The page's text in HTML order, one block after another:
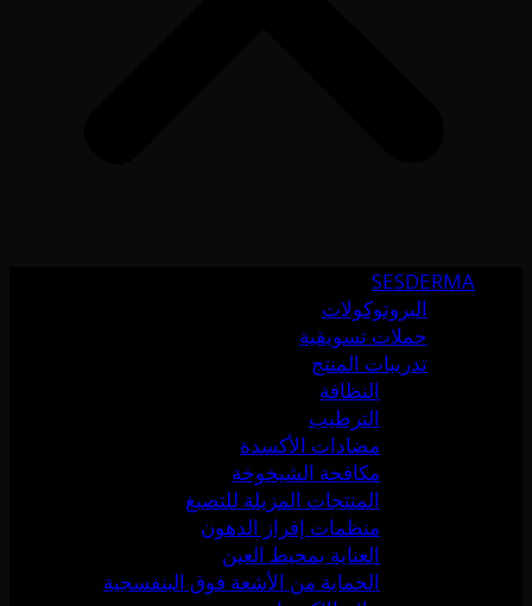
SESDERMA
البروتوكولات
حملات تسويقية
تدريبات المنتج
النظافة
الترطيب
مضادات الأكسدة
مكافحة الشيخوخة
المنتجات المزيلة للتصبغ
منظمات إفراز الدهون
العناية بمحيط العين
الحماية من الأشعة فوق البنفسجية